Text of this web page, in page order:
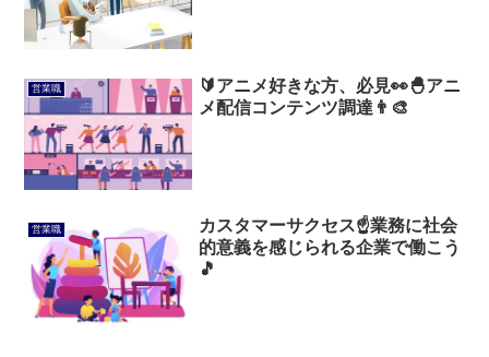
営業職
🔰アニメ好きな方、必見👀🐣アニ
メ配信コンテンツ調達👨‍🎨
営業職
カスタマーサクセス☝️業務に社会
的意義を感じられる企業で働こう
🎵